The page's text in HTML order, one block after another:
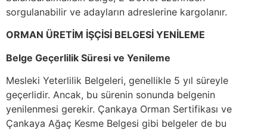
sorgulanabilir ve adayların adreslerine kargolanır.
ORMAN ÜRETİM İŞÇİSİ BELGESİ YENİLEME
Belge Geçerlilik Süresi ve Yenileme
Mesleki Yeterlilik Belgeleri, genellikle 5 yıl süreyle
geçerlidir. Ancak, bu sürenin sonunda belgenin
yenilenmesi gerekir. Çankaya Orman Sertifikası ve
Çankaya Ağaç Kesme Belgesi gibi belgeler de bu